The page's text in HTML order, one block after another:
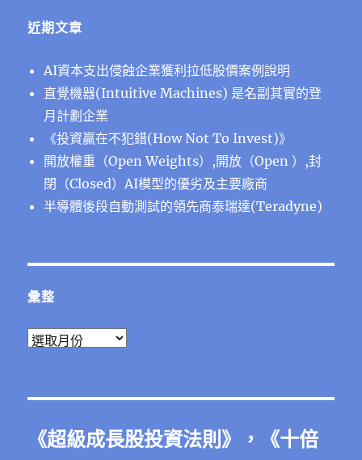
近期文章
AI資本支出侵蝕企業獲利拉低股價案例說明
直覺機器(Intuitive Machines) 是名副其實的登
月計劃企業
《投資贏在不犯錯(How Not To Invest)》
開放權重（Open Weights）,開放（Open ）,封
閉（Closed）AI模型的優劣及主要廠商
半導體後段⾃動測試的領先商泰瑞達(Teradyne)
彙整
彙
《超級成長股投資法則 》，《十倍